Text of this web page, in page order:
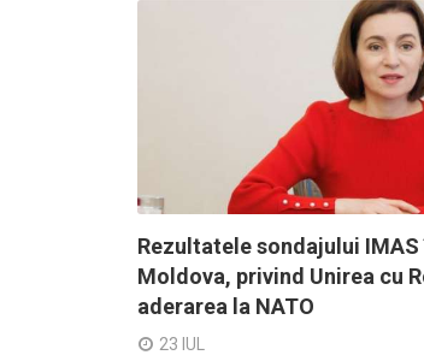
Rezultatele sondajului IMAS
Moldova, privind Unirea cu
aderarea la NATO
23 IUL